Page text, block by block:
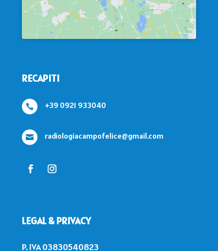
RECAPITI
 +39 0921 933040
 radiologiacampofelice@gmail.com
LEGAL & PRIVACY
P. IVA 03830540823